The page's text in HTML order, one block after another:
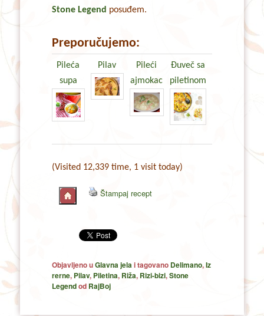
Stone Legend posuđem.
Preporučujemo:
Pileća
supa
Pilav
Pileći
ajmokac
Đuveč sa
piletinom
(Visited 12,339 time, 1 visit today)
Štampaj recept
Objavljeno uGlavna jelai tagovano Delimano,Iz
rerne, Pilav, Piletina, Riža, Rizi-bizi,Stone
Legendod RajBoj